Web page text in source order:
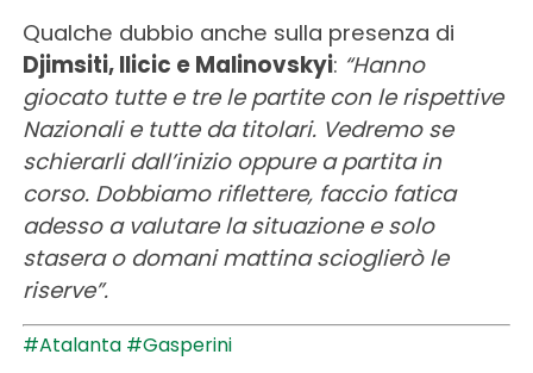
Qualche dubbio anche sulla presenza di
Djimsiti, Ilicic e Malinovskyi: “Hanno
giocato tutte e tre le partite con le rispettive
Nazionali e tutte da titolari. Vedremo se
schierarli dall’inizio oppure a partita in
corso. Dobbiamo riflettere, faccio fatica
adesso a valutare la situazione e solo
stasera o domani mattina scioglierò le
riserve”.
#Atalanta #Gasperini